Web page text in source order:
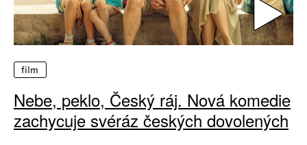
film
Nebe, peklo, Český ráj. Nová komedie
zachycuje svéráz českých dovolených